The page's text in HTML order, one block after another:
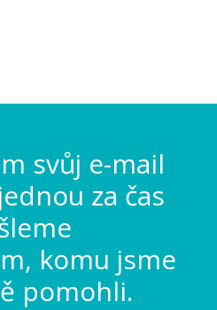
svůj e-mail
za čas
komu jsme
pomohli.